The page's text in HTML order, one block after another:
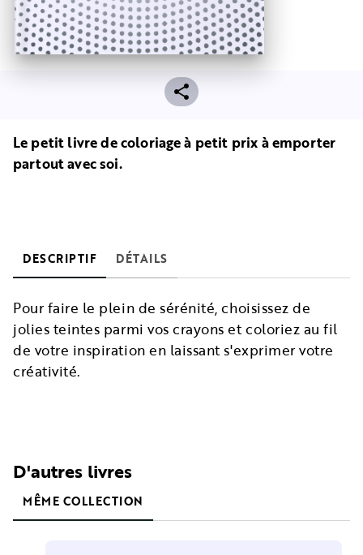
Le petit livre de coloriage à petit prix à emporter
partout avec soi.
DESCRIPTIF DÉTAILS
Pour faire le plein de sérénité, choisissez de
jolies teintes parmi vos crayons et coloriez au fil
de votre inspiration en laissant s'exprimer votre
créativité.
D'autres livres
MÊME COLLECTION